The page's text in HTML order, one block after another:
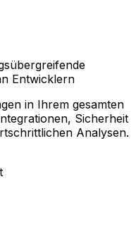
Entwicklern
in Ihrem gesamten
Sicherheit
Analysen.